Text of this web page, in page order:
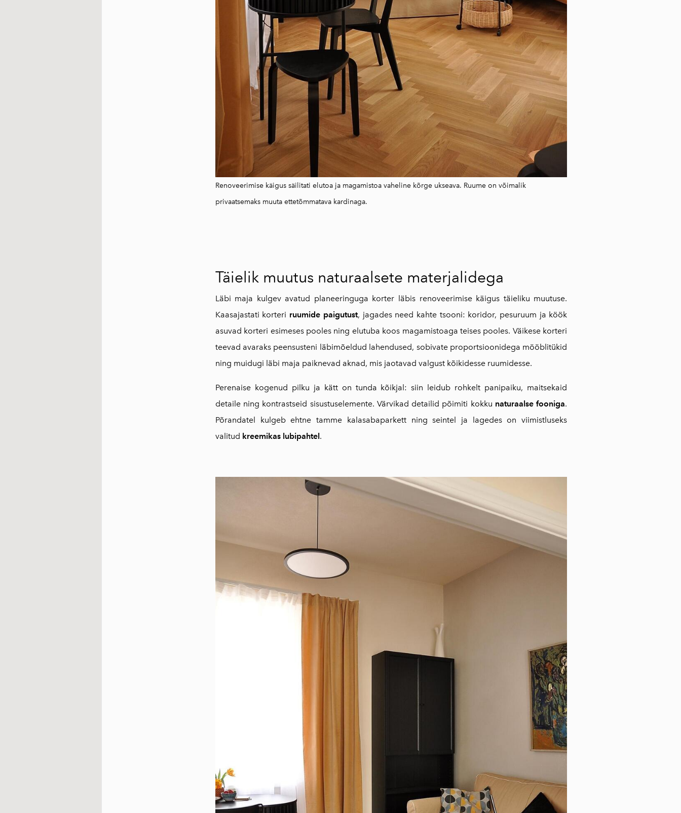
Renoveerimise käigus säilitati elutoa ja magamistoa vaheline kõrge ukseava. Ruume on võimalik
privaatsemaks muuta ettetõmmatava kardinaga.
Täielik muutus naturaalsete materjalidega
Läbi maja kulgev avatud planeeringuga korter läbis renoveerimise käigus täieliku muutuse.
Kaasajastati korteri ruumide paigutust, jagades need kahte tsooni: koridor, pesuruum ja köök
asuvad korteri esimeses pooles ning elutuba koos magamistoaga teises pooles. Väikese korteri
teevad avaraks peensusteni läbimõeldud lahendused, sobivate proportsioonidega mööblitükid
ning muidugi läbi maja paiknevad aknad, mis jaotavad valgust kõikidesse ruumidesse.
Perenaise kogenud pilku ja kätt on tunda kõikjal: siin leidub rohkelt panipaiku, maitsekaid
detaile ning kontrastseid sisustuselemente. Värvikad detailid põimiti kokku naturaalse fooniga.
Põrandatel kulgeb ehtne tamme kalasabaparkett ning seintel ja lagedes on viimistluseks
valitud kreemikaslubipahtel .